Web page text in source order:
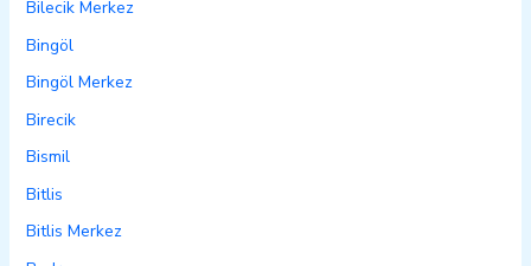
Bilecik Merkez
Bingöl
Bingöl Merkez
Birecik
Bismil
Bitlis
Bitlis Merkez